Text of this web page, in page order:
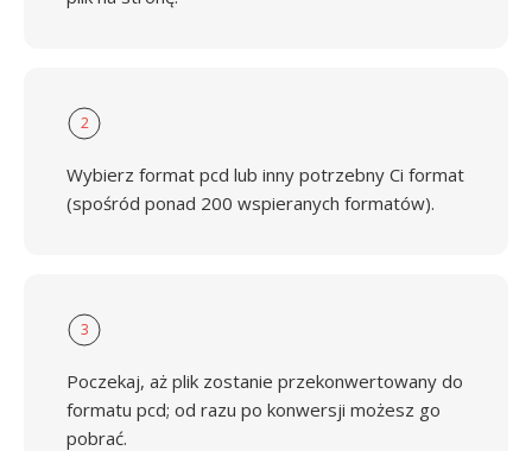
2
Wybierz format pcd lub inny potrzebny Ci format
(spośród ponad 200 wspieranych formatów).
3
Poczekaj, aż plik zostanie przekonwertowany do
formatu pcd; od razu po konwersji możesz go
pobrać.